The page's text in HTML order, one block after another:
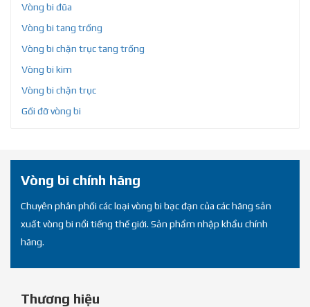
Vòng bi đũa
Vòng bi tang trống
Vòng bi chặn trục tang trống
Vòng bi kim
Vòng bi chặn trục
Gối đỡ vòng bi
Vòng bi chính hãng
Chuyên phân phối các loại vòng bi bạc đạn của các hãng sản
xuất vòng bi nổi tiếng thế giới. Sản phẩm nhập khẩu chính
hãng.
Thương hiệu